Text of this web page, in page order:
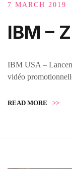
7 MARCH 2019
IBM –
IBM USA –
vidéo
READ MORE >>